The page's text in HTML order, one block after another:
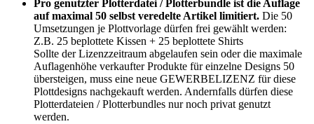
Pro genutzter Plotterdatei / Plotterbundle ist die Auflage
auf maximal 50 selbst veredelte Artikel limitiert. Die 50
Umsetzungen je Plottvorlage dürfen frei gewählt werden:
Z.B. 25 beplottete Kissen + 25 beplottete Shirts
Sollte der Lizenzzeitraum abgelaufen sein oder die maximale
Auflagenhöhe verkaufter Produkte für einzelne Designs 50
übersteigen, muss eine neue GEWERBELIZENZ für diese
Plottdesigns nachgekauft werden. Andernfalls dürfen diese
Plotterdateien / Plotterbundles nur noch privat genutzt
werden.